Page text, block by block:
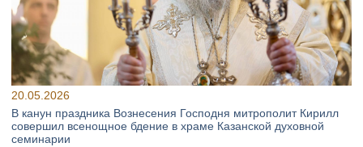
20.05.2026
В канун праздника Вознесения Господня митрополит Кирилл
совершил всенощное бдение в храме Казанской духовной
семинарии